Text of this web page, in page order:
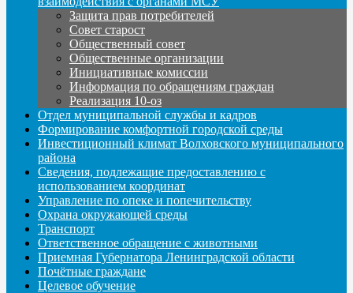
Защита прав потребителей
Совет старост
Общественный совет
Общественные организации
Инициативные комиссии
Информация по обращениям граждан
Реализация 10-оз
Отдел муниципальной службы и кадров
Формирование комфортной городской среды
Инвестиционный климат Волховского муниципального
района
Сведения, подлежащие предоставлению с
использованием координат
Управление по опеке и попечительству
Охрана окружающей среды
Транспорт
Ответственное обращение с животными
Приемная Губернатора Ленинградской области
Почётные граждане
Целевое обучение